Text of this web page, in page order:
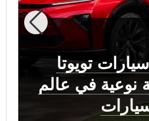
تويوتا
نقلة نوعية في عالم